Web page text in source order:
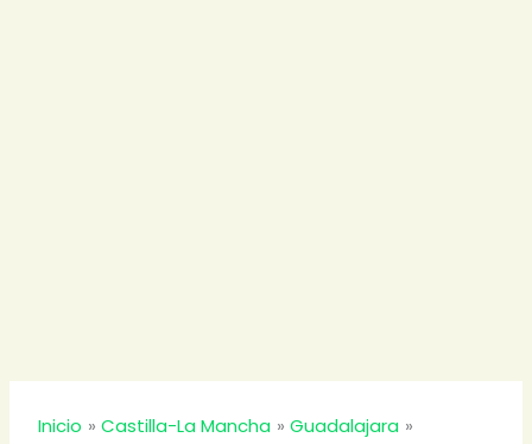
Inicio Castilla-La Mancha
Guadalajara